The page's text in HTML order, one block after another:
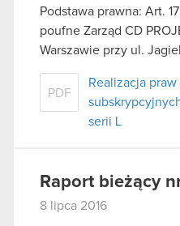
Podstawa prawna: Art.
poufne Zarząd CD
Warszawie przy ul.
PDF
Realizacja
serii L
Raport bieżący
8 lipca 2016